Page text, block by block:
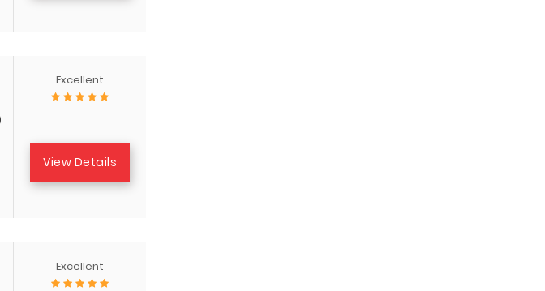
Excellent
View Details
Excellent